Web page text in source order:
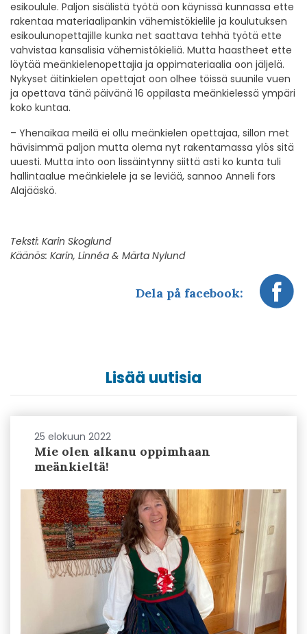
esikoulule. Paljon sisälistä työtä oon käynissä kunnassa ette
rakentaa materiaalipankin vähemistökielile ja koulutuksen
esikoulunopettajille kunka net saattava tehhä työtä ette
vahvistaa kansalisia vähemistökieliä. Mutta haastheet ette
löytää meänkielenopettajia ja oppimateriaalia oon jäljelä.
Nykyset äitinkielen opettajat oon olhee töissä suunile vuen
ja opettava tänä päivänä 16 oppilasta meänkielessä ympäri
koko kuntaa.
– Yhenaikaa meilä ei ollu meänkielen opettajaa, sillon met
hävisimmä paljon mutta olema nyt rakentamassa ylös sitä
uuesti. Mutta into oon lissäintynny siittä asti ko kunta tuli
hallintaalue meänkielele ja se leviää, sannoo Anneli fors
Alajääskö.
Teksti: Karin Skoglund
Käänös: Karin, Linnéa & Märta Nylund
Dela på facebook:
Lisää uutisia
25 elokuun 2022
Mie olen alkanu oppimhaan
meänkieltä!